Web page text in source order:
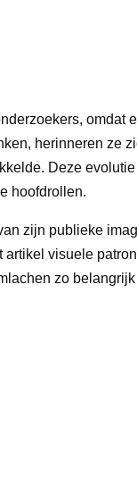
omdat
herinneren ze
Deze
hoofdrollen.
zijn publieke
artikel visuele
zo